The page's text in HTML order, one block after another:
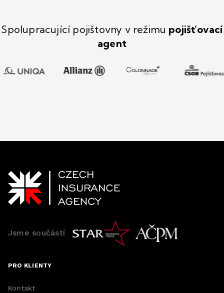
Spolupracující pojištovny v režimu pojišťovací
agent
Jsme součástí
PRO KLIENTY
Kontakt